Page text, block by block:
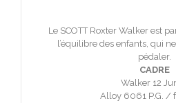
Le SCOTT Roxter Walker est
l’équilibre des enfants, qui
pédaler.
CADRE
Walker 12
Alloy 6061 P.G. /